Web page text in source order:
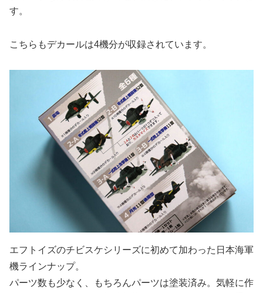
す。
こちらもデカールは4機分が収録されています。
エフトイズのチビスケシリーズに初めて加わった日本海軍
機ラインナップ。
パーツ数も少なく、もちろんパーツは塗装済み。気軽に作